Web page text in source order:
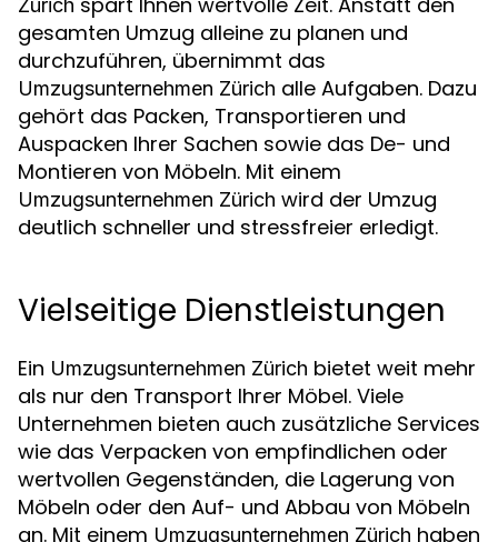
Zürich
gesamten Umzug alleine zu planen und
durchzuführen, übernimmt das
Umzugsunternehmen Zürich alle Aufgaben. Dazu
gehört das Packen, Transportieren und
Auspacken Ihrer Sachen sowie das De- und
Montieren von Möbeln. Mit einem
Umzugsunternehmen Zürich wird der Umzug
deutlich schneller und stressfreier erledigt.
Vielseitige Dienstleistungen
Ein Umzugsunternehmen Zürich bietet weit mehr
als nur den Transport Ihrer Möbel. Viele
Unternehmen bieten auch zusätzliche Services
wie das Verpacken von empfindlichen oder
wertvollen Gegenständen, die Lagerung von
Möbeln oder den Auf- und Abbau von Möbeln
an. Mit einem Umzugsunternehmen Zürich haben